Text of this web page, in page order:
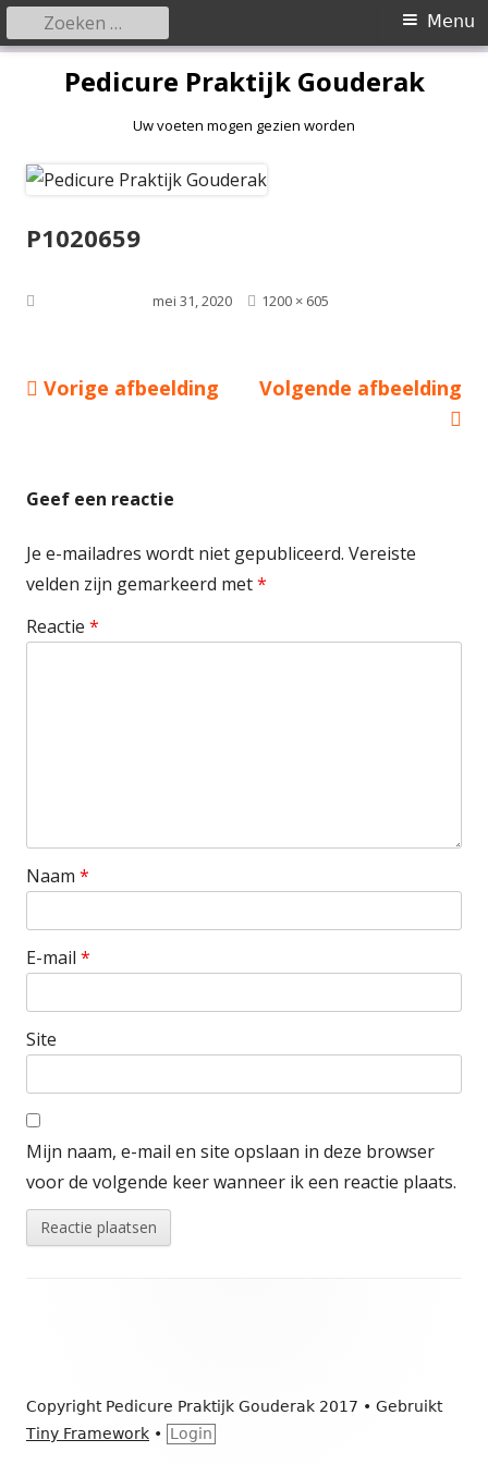
Pedicure Praktijk Gouderak
Uw voeten mogen gezien worden
Primair
menu
Menu
Zoeken
naar:
P1020659
Gepubliceerd opmei 31, 2020
Volledige
1200 × 605
Vorige afbeelding Volgende afbeelding
Geef een reactie
Je e-mailadres wordt niet gepubliceerd. Vereiste
velden zijn gemarkeerd met*
Reactie *
Naam *
E-mail *
Site
Mijn naam, e-mail en site opslaan in deze browser
voor de volgende keer wanneer ik een reactie plaats.
Copyright Pedicure Praktijk Gouderak 2017 • Gebruikt
Tiny Framework • Login